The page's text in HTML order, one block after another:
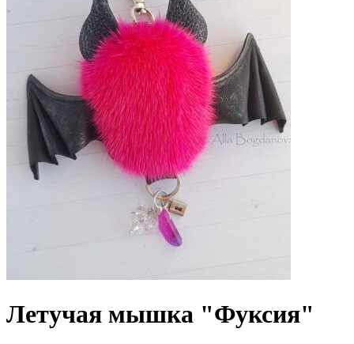
Летучая мышка "Фуксия"